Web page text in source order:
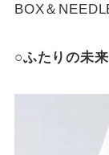
BOX＆
○ふたりの未